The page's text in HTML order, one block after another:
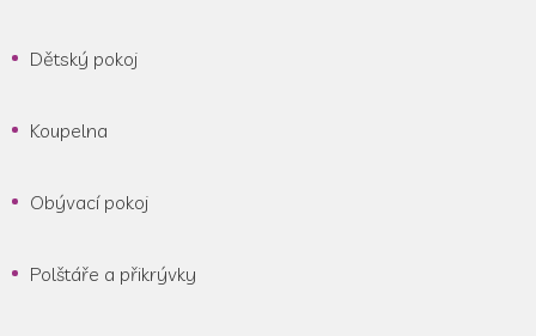
Dětský pokoj
Koupelna
Obývací pokoj
Polštáře a přikrývky